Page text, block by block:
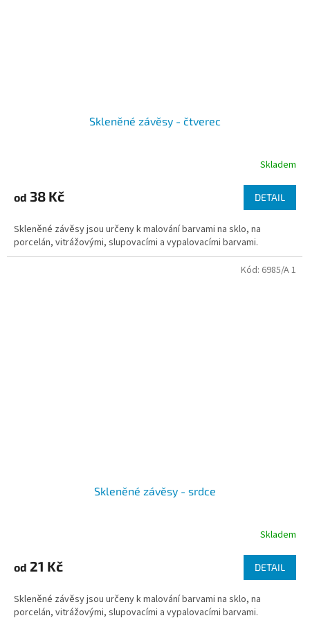
Skleněné závěsy - čtverec
Skladem
od 38 Kč DETAIL
Skleněné závěsy jsou určeny k malování barvami na sklo, na
porcelán, vitrážovými, slupovacími a vypalovacími barvami.
Skleněné závěsy - srdce
Skladem
od 21 Kč DETAIL
Skleněné závěsy jsou určeny k malování barvami na sklo, na
porcelán, vitrážovými, slupovacími a vypalovacími barvami.
Kód: 6985/A 1